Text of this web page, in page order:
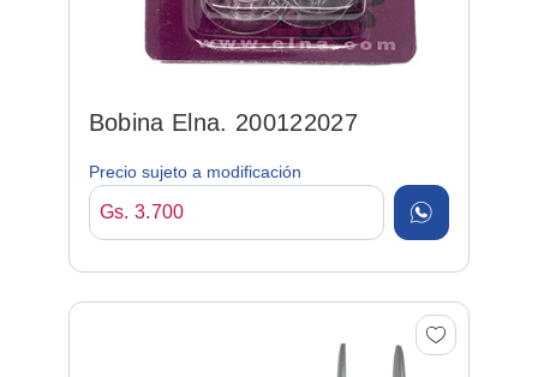
Bobina Elna. 200122027
Precio sujeto a modificación
Gs. 3.700